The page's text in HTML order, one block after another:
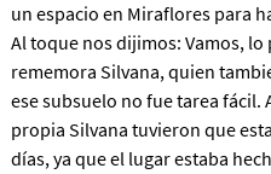
un espacio en Miraflores para
Al toque nos dijimos: Vamos, lo
rememora Silvana, quien
ese subsuelo no fue tarea fácil.
propia Silvana tuvieron que
días, ya que el lugar estaba